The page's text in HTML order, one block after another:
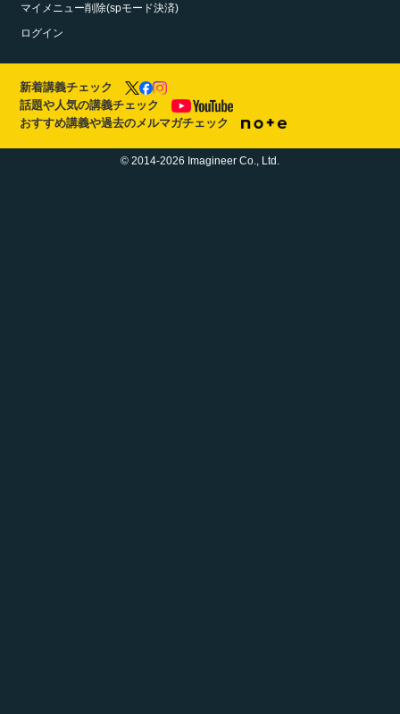
マイメニュー削除(spモード決済)
ログイン
新着講義チェック
話題や人気の講義チェック
おすすめ講義や過去のメルマガチェック
© 2014-2026 Imagineer Co., Ltd.